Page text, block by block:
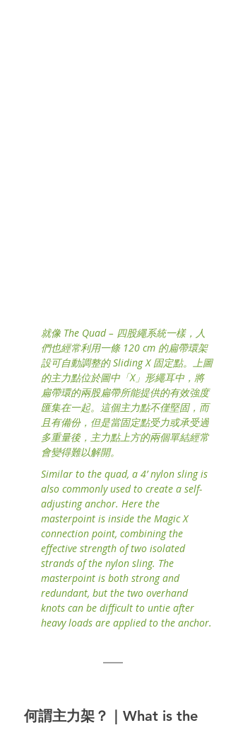
就像 The Quad – 四股繩系統一樣，人
們也經常利用一條 120 cm 的扁帶環架
設可自動調整的 Sliding X 固定點。上圖
的主力點位於圖中「X」形繩耳中，將
扁帶環的兩股扁帶所能提供的有效強度
匯集在一起。這個主力點不僅堅固，而
且有備份，但是當固定點受力或承受過
多重量後，主力點上方的兩個單結經常
會變得難以解開。
Similar to the quad, a 4’ nylon sling is
also commonly used to create a self-
adjusting anchor. Here the
masterpoint is inside the Magic X
connection point, combining the
effective strength of two isolated
strands of the nylon sling. The
masterpoint is both strong and
redundant, but the two overhand
knots can be difficult to untie after
heavy loads are applied to the anchor.
何謂主力架？｜What is the